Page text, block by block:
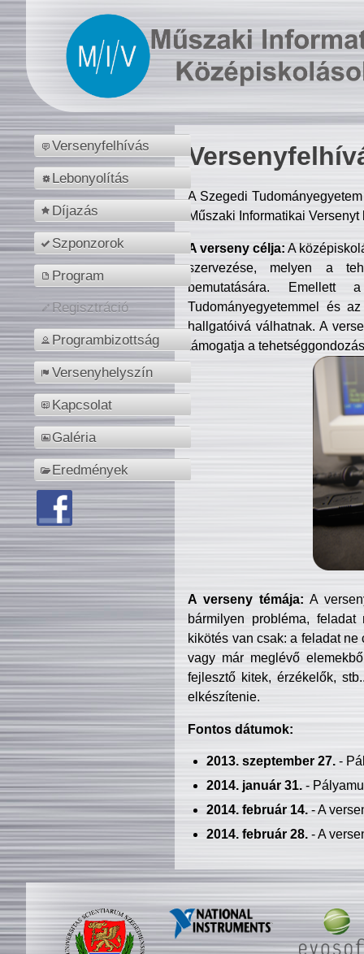
Versenyfelhívás
Lebonyolítás
Díjazás
Szponzorok
Program
Regisztráció
Programbizottság
Versenyhelyszín
Kapcsolat
Galéria
Eredmények
A Szegedi
Műszaki Informatikai
A verseny célja: A
szervezése, melyen a
bemutatására. Emellett
Tudományegyetemmel és
hallgatóivá válhatnak. A
támogatja a
A verseny témája: A
bármilyen probléma, feladat
kikötés van csak: a feladat
vagy már meglévő
fejlesztő kitek, érzékelők,
elkészítenie.
Fontos dátumok:
2013. szeptember 27.-
2014. január 31.-
2014. február 14.- A
2014. február 28.- A